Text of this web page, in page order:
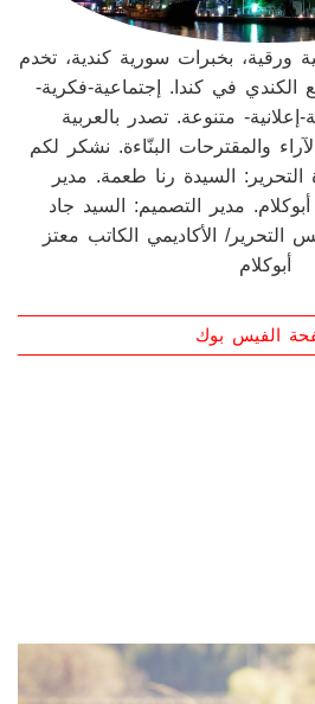
ورقية، بخبرات سورية كندية، تخدم
الكندي في كندا. إجتماعية-فكرية-
إعلانية- متنوعة. تصدر بالعربية
والمقترحات البنّاءة. نشكر لكم
التحرير: السيدة رنا طعمة. مدير
مدير التصميم: السيد جاد
التحرير/ الأكاديمي الكاتب معتز